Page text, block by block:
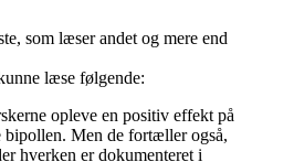
som læser andet og mere end
læse følgende:
opleve en positiv effekt på
bipollen. Men de fortæller også,
hverken er dokumenteret i